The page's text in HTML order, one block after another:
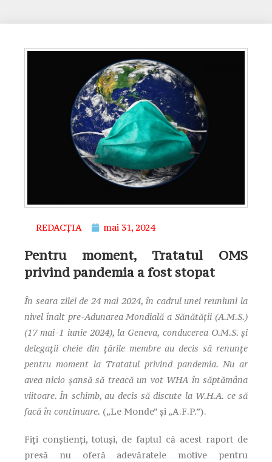
REDACȚIA mai 31, 2024
Pentru moment, Tratatul OMS
privind pandemia a fost stopat
În seara zilei de 24 mai 2024, în cadrul unei reuniuni la
nivel înalt pre-Adunarea Mondială a Sănătății (A.M.S.)
(17 mai-1 iunie 2024), la Geneva, conducerea O.M.S. și
delegații cheie din țările membre au decis să renunțe
pentru moment la Tratatul privind pandemia. Nu ar
avea nicio șansă să treacă un vot WHA în săptămâna
viitoare. În schimb, au decis să discute la W.H.A. ce să
facă în continuare. („Le Monde” și „A.F.P.”).
Fiți conștienți, totuși, de faptul că acest raport de
presă nu oferă adevăratele motive pentru